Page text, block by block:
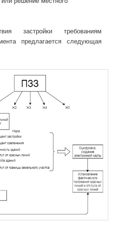
застройки требованиям
предлагается следующая